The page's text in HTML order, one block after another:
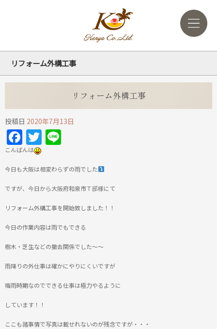
リフォーム外構工事
リフォーム外構工事
投稿日 2020年7月13日
Facebook
Twitter
こんばんは
今日も大阪は相変わらずの雨でした
ですが、今日から大阪府和泉市Ｔ邸様にて
リフォーム外構工事を開始致しました！！
今日の作業内容は雨でもできる
樹木・芝生などの撤去関係でした～～
雨降りの外仕事は確かにやりにくいですが
梅雨時期なのでできる仕事は極力やるように
しています！！
ここも諸事情で写真は載せれないのが残念ですが・・・